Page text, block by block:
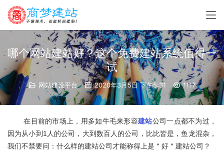
哪个网站建站好？这个免费建站系统值得一
试
网站建设平台 2020年3月5日 下午5:31 1117
	在目前的市场上，用多如牛毛来形容
建站公司一点都不为过，
因为从小到1人的公司，大到数百人的公司，比比皆是，鱼龙混杂，
我们不禁要问：什么样的建站公司才能称得上是＂好＂建站公司？